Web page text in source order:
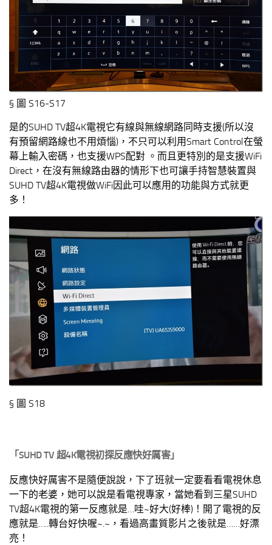
§ 圖 S16-S17
是的SUHD TV超4K電視它有線與無線網路同時支援(所以沒
有預留網路線也不用煩惱)，不只可以利用Smart Control在螢
幕上輸入密碼，也支援WPS配對 。而且更特別的是支援WiFi
Direct，在沒有無線路由器的情形下也可讓手持智慧裝置與
SUHD TV超4K電視做WiFi因此可以應用的功能與方式就更
多！
§ 圖 S18
「SUHD TV 超4K電視初探反應快好厲害」
反應快好厲害不是隨便說說，下了班就一定要看看電視休息
一下的老婆，她可以說是看電視專家，當她看到三星SUHD
TV超4K電視的第一反應就是…哇~好大(好棒)！開了電視的反
應就是…..轉台好快喔~.~，看過高畫質影片之後就是……好漂
亮！